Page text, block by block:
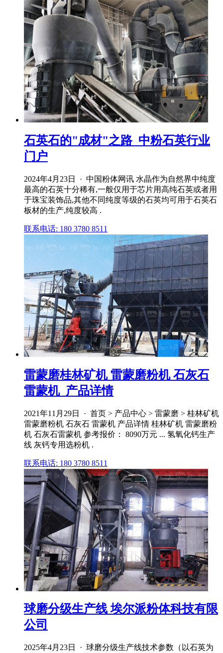
石英石的"成材"之路_中粉石英行业
门户
2024年4月23日 · 中国粉体网讯 水晶作为自然界中纯度
最高的石英十分稀有,一般仅用于芯片用高纯石英或者用
于珠宝装饰品,其他不同纯度等级的石英均可用于石英石
板材的生产,纯度较高 .
联系电话: 180 3780 8511
雷蒙磨桂林矿机 雷蒙磨粉机 石灰石
雷蒙机_产品详情
2021年11月29日 · 首页 > 产品中心 > 雷蒙磨 > 桂林矿机
雷蒙磨粉机 石灰石 雷蒙机 产品详情 桂林矿机 雷蒙磨粉
机 石灰石雷蒙机 参考报价： 8090万元 ... 氢氧化钙生产
线 灰钙专用选粉机 .
联系电话: 180 3780 8511
球磨分级生产线 埃尔派粉体科技有限
公司
2025年4月23日 · 球磨分级生产线技术参数（以石英为